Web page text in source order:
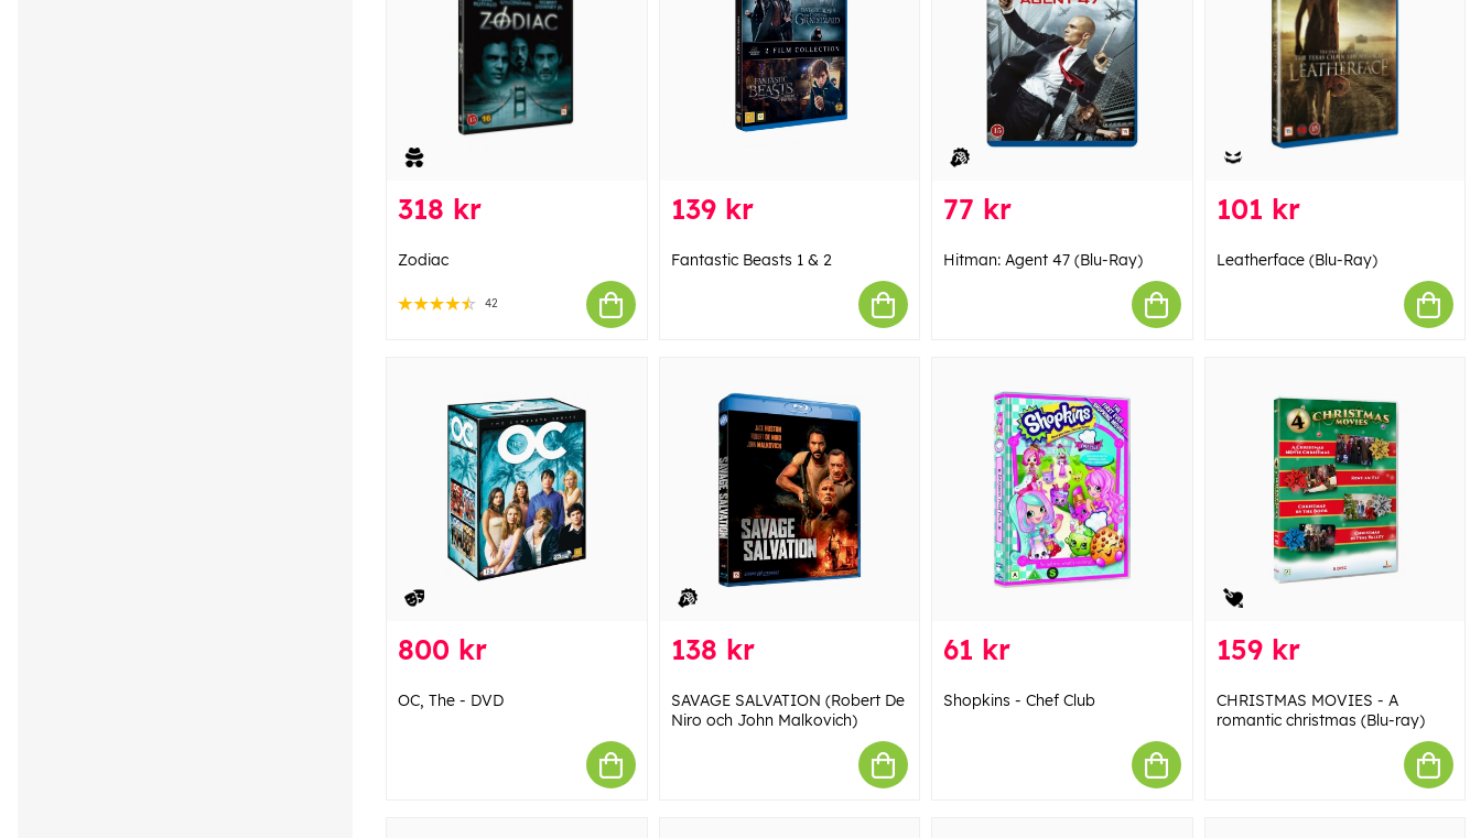
318 kr
Zodiac
42
139 kr
Fantastic Beasts 1 & 2
77 kr
Hitman: Agent 47 (Blu-Ray)
101 kr
Leatherface (Blu-Ray)
800 kr
OC, The - DVD
138 kr
SAVAGE SALVATION (Robert De
Niro och John Malkovich)
61 kr
Shopkins - Chef Club
159 kr
CHRISTMAS MOVIES - A
romantic christmas (Blu-ray)